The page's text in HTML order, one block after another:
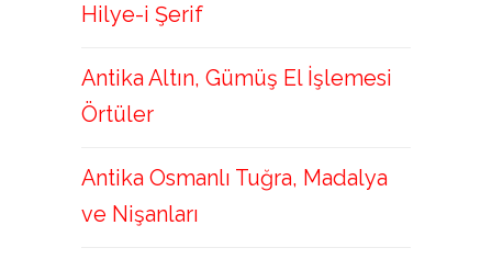
Hilye-i Şerif
Antika Altın, Gümüş El İşlemesi
Örtüler
Antika Osmanlı Tuğra, Madalya
ve Nişanları